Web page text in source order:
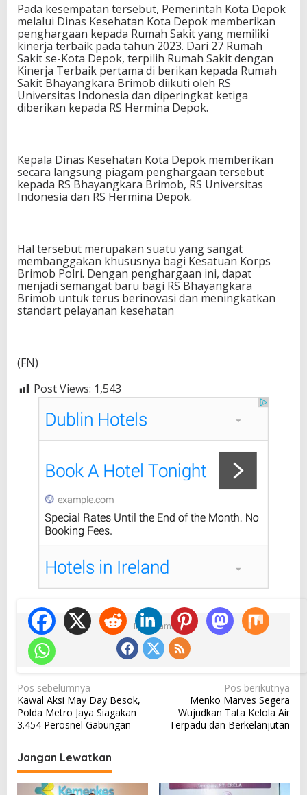
Pada kesempatan tersebut, Pemerintah Kota Depok
melalui Dinas Kesehatan Kota Depok memberikan
penghargaan kepada Rumah Sakit yang memiliki
kinerja terbaik pada tahun 2023. Dari 27 Rumah
Sakit se-Kota Depok, terpilih Rumah Sakit dengan
Kinerja Terbaik pertama di berikan kepada Rumah
Sakit Bhayangkara Brimob diikuti oleh RS
Universitas Indonesia dan diperingkat ketiga
diberikan kepada RS Hermina Depok.
Kepala Dinas Kesehatan Kota Depok memberikan
secara langsung piagam penghargaan tersebut
kepada RS Bhayangkara Brimob, RS Universitas
Indonesia dan RS Hermina Depok.
Hal tersebut merupakan suatu yang sangat
membanggakan khususnya bagi Kesatuan Korps
Brimob Polri. Dengan penghargaan ini, dapat
menjadi semangat baru bagi RS Bhayangkara
Brimob untuk terus berinovasi dan meningkatkan
standart pelayanan kesehatan
(FN)
Post Views: 1,543
Ikuti Kami
N
a
v
g
a
Pos sebelumnya
Kawal Aksi May Day Besok,
Polda Metro Jaya Siagakan
3.454 Perosnel Gabungan
Pos berikutnya
Menko Marves Segera
Wujudkan Tata Kelola Air
Terpadu dan Berkelanjutan
Jangan Lewatkan